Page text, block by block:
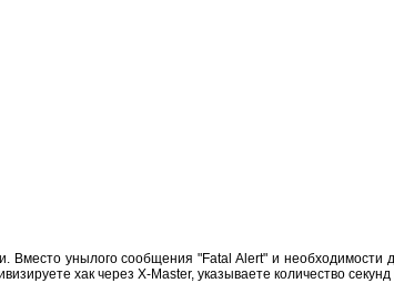
унылого сообщения "Fatal Alert" и необходимости
хак через Х-Master, указываете количество